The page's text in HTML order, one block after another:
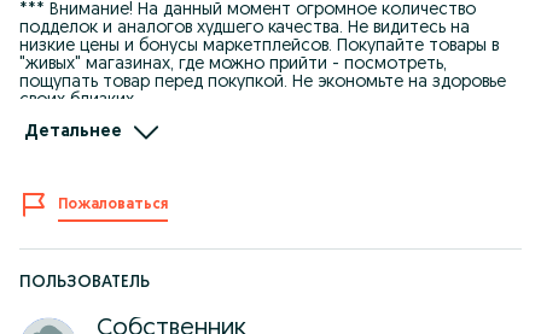
*** Внимание! На данный момент огромное количество
подделок и аналогов худшего качества. Не видитесь на
низкие цены и бонусы маркетплейсов. Покупайте товары в
"живых" магазинах, где можно прийти - посмотреть,
пощупать товар перед покупкой. Не экономьте на здоровье
своих близких.
Характеристики:
разные, так что обязательно приезжайте в магазин, мерить
байк. Также есть тест драйв - это очень важно при выборе
велосипеда!
+ Трещотка с 1 звездой (односкоростной байк). Меньше
+ Защитка цепи. Вещи вашего ребенка в чистоте.
превыше всего.
Детальнее
Пожаловаться
ПОЛЬЗОВАТЕЛЬ
Собственник